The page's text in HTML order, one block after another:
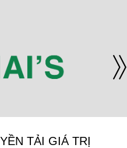
TẢI GIÁ TRỊ